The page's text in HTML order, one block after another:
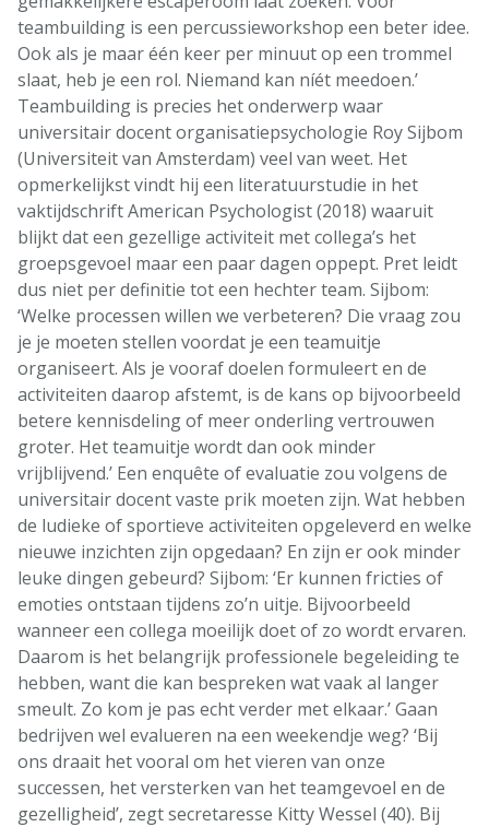
teambuilding is een percussieworkshop een beter idee.
Ook als je maar één keer per minuut op een trommel
slaat, heb je een rol. Niemand kan níét meedoen.’
Teambuilding is precies het onderwerp waar
universitair docent organisatiepsychologie Roy Sijbom
(Universiteit van Amsterdam) veel van weet. Het
opmerkelijkst vindt hij een literatuurstudie in het
vaktijdschrift American Psychologist (2018) waaruit
blijkt dat een gezellige activiteit met collega’s het
groepsgevoel maar een paar dagen oppept. Pret leidt
dus niet per definitie tot een hechter team. Sijbom:
‘Welke processen willen we verbeteren? Die vraag zou
je je moeten stellen voordat je een teamuitje
organiseert. Als je vooraf doelen formuleert en de
activiteiten daarop afstemt, is de kans op bijvoorbeeld
betere kennisdeling of meer onderling vertrouwen
groter. Het teamuitje wordt dan ook minder
vrijblijvend.’ Een enquête of evaluatie zou volgens de
universitair docent vaste prik moeten zijn. Wat hebben
de ludieke of sportieve activiteiten opgeleverd en welke
nieuwe inzichten zijn opgedaan? En zijn er ook minder
leuke dingen gebeurd? Sijbom: ‘Er kunnen fricties of
emoties ontstaan tijdens zo’n uitje. Bijvoorbeeld
wanneer een collega moeilijk doet of zo wordt ervaren.
Daarom is het belangrijk professionele begeleiding te
hebben, want die kan bespreken wat vaak al langer
smeult. Zo kom je pas echt verder met elkaar.’ Gaan
bedrijven wel evalueren na een weekendje weg? ‘Bij
ons draait het vooral om het vieren van onze
successen, het versterken van het teamgevoel en de
gezelligheid’, zegt secretaresse Kitty Wessel (40). Bij